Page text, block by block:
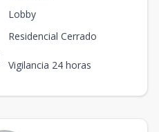
Lobby
Residencial Cerrado
Vigilancia 24 horas